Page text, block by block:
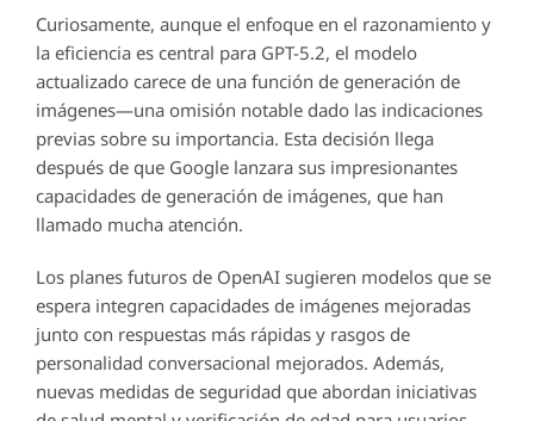
Curiosamente, aunque el enfoque en el razonamiento y
la eficiencia es central para GPT-5.2, el modelo
actualizado carece de una función de generación de
imágenes—una omisión notable dado las indicaciones
previas sobre su importancia. Esta decisión llega
después de que Google lanzara sus impresionantes
capacidades de generación de imágenes, que han
llamado mucha atención.
Los planes futuros de OpenAI sugieren modelos que se
espera integren capacidades de imágenes mejoradas
junto con respuestas más rápidas y rasgos de
personalidad conversacional mejorados. Además,
nuevas medidas de seguridad que abordan iniciativas